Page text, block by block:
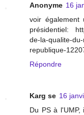
Anonyme 16
voir également
présidentiel:
de-la-qualite-
republique-
Répondre
Karg se 16
Du PS à